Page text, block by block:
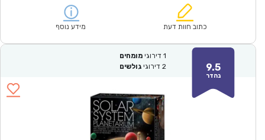
₪141.00.
הוא:
כתוב חוות דעת מידע נוסף
9.5
נהדר
1 דירוגי מומחים
2 דירוגי גולשים